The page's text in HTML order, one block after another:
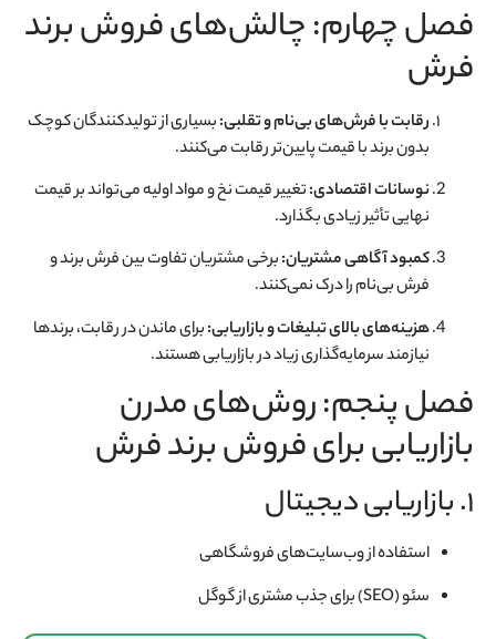
فصل چهارم: چالش‌های فروش برند
فرش
رقابت با فرش‌های بی‌نام و تقلبی:بسیاری از تولیدکنندگان کوچک
بدون برند با قیمت پایین‌تر رقابت می‌کنند.
نوسانات اقتصادی:تغییر قیمت نخ و مواد اولیه می‌تواند بر قیمت
نهایی تأثیر زیادی بگذارد.
کمبود آگاهی مشتریان:برخی مشتریان تفاوت بین فرش برند و
فرش بی‌نام را درک نمی‌کنند.
هزینه‌های بالای تبلیغات و بازاریابی:برای ماندن در رقابت، برندها
نیازمند سرمایه‌گذاری زیاد در بازاریابی هستند.
فصل پنجم: روش‌های مدرن
بازاریابی برای فروش برند فرش
۱. بازاریابی دیجیتال
استفاده از وب‌سایت‌های فروشگاهی
سئو (SEO) برای جذب مشتری از گوگل